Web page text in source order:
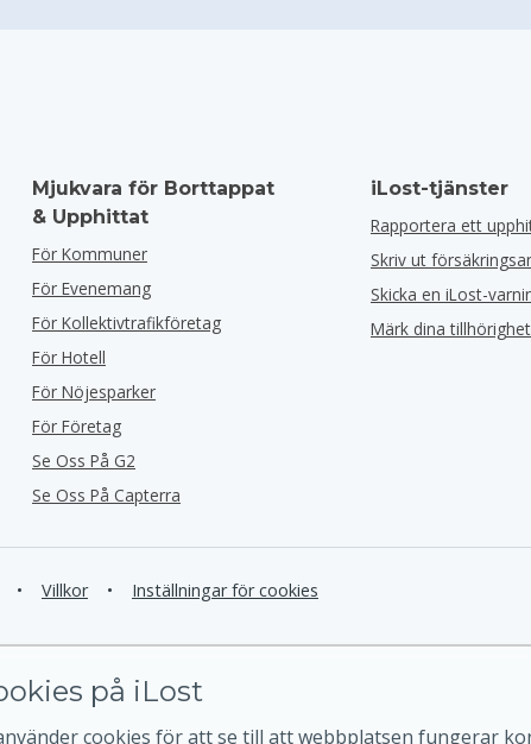
Mjukvara för Borttappat
& Upphittat
För Kommuner
För Evenemang
För Kollektivtrafikföretag
För Hotell
För Nöjesparker
För Företag
Se Oss På G2
Se Oss På Capterra
iLost-tjänster
Rapportera ett
Skriv ut
Skicka en iLost-
Märk dina
• Villkor • Inställningar för cookies
på iLost
cookies för att se till att webbplatsen fungerar